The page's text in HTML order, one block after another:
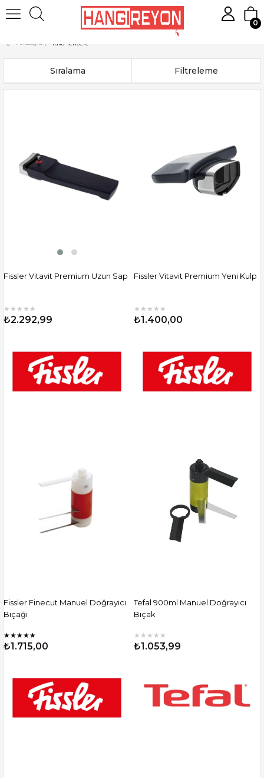
0
Anasayfa Tava Tencere
Filtreleme
Sıralama
Fissler Vitavit Premium Uzun Sap
★ ★ ★ ★ ★
₺2.292,99
Fissler Vitavit Premium Yeni Kulp
★ ★ ★ ★ ★
₺1.400,00
Fissler Finecut Manuel Doğrayıcı
Bıçağı
★★★★★
₺1.715,00
Tefal 900ml Manuel Doğrayıcı
Bıçak
★ ★ ★ ★ ★
₺1.053,99